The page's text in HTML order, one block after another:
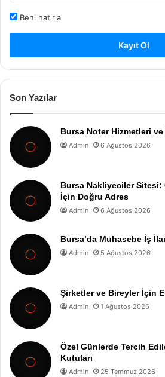
Beni hatırla
Kayıt Ol
Son Yazılar
Bursa Noter Hizmetleri
Admin 6 Ağustos 2026
Bursa Nakliyeciler Sitesi:
İçin Doğru Adres
Admin 6 Ağustos 2026
Bursa’da Muhasebe İş
Admin 5 Ağustos 2026
Şirketler ve Bireyler İçin
Admin 1 Ağustos 2026
Özel Günlerde Tercih
Kutuları
Admin 25 Temmuz 2026